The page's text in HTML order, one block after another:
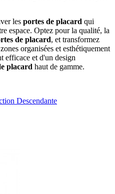
les portes de placard qui
espace. Optez pour la qualité, la
de placard, et transformez
organisées et esthétiquement
efficace et d'un design
placard haut de gamme.
Descendante